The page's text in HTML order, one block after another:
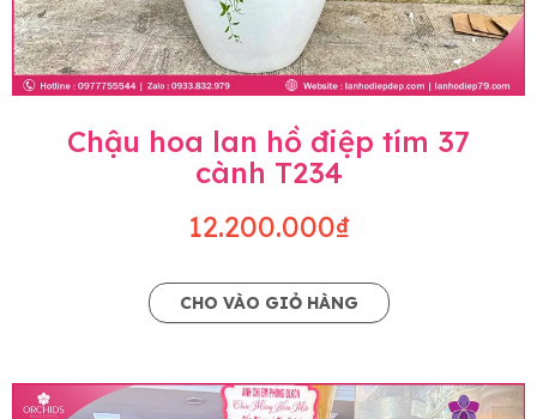
Chậu hoa lan hồ điệp tím 37
cành T234
12.200.000₫
CHO VÀO GIỎ HÀNG